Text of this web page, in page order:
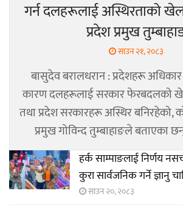
गर्न दलहरूलाई अस्थिरताको
प्रदेश प्रमुख
साउन २१, २०८३
बासुदेव बरालधरान : प्रदेशहरू
कारण दलहरूलाई सरकार फेरबदलको
तथा प्रदेश सरकारहरू अस्थिर बनिरहेको,
प्रमुख गोविन्द तुम्बाहाङले बताएका
हर्क साम्पाङलाई निर्णय
कुरा सार्वजनिक गर्ने ज्ञानु
साउन २०, २०८३